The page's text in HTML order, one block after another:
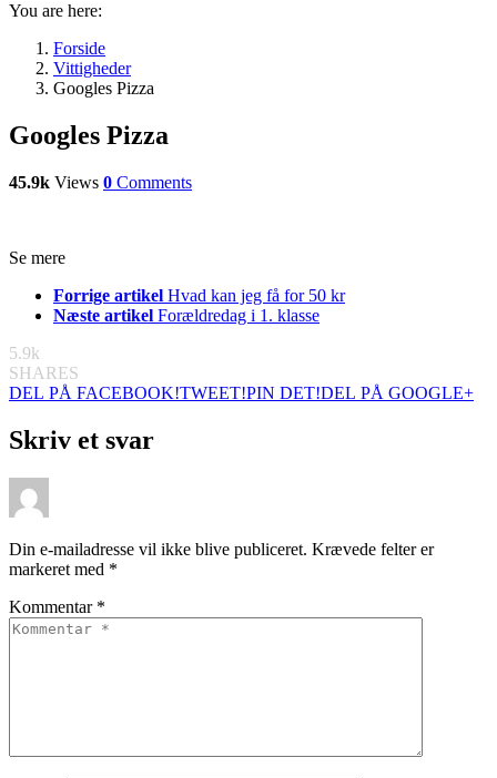
You are here:
Forside
Vittigheder
Googles Pizza
Googles Pizza
45.9k Views 0 Comments
Se mere
Forrige artikel Hvad kan jeg få for 50 kr
Næste artikel Forældredag i 1. klasse
5.9k
SHARES
DEL PÅ FACEBOOK!TWEET!PIN DET!DEL PÅ GOOGLE+
Skriv et svar
Din e-mailadresse vil ikke blive publiceret. Krævede felter er
markeret med *
Kommentar *